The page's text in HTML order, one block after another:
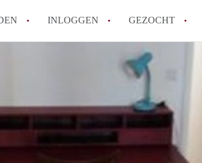
INLOGGEN GEZOCHT
How to translate
Wat is KamersEindhoven?
Hoeveel kost het om te
Wat is de privacyverklaring
Berekent KamersEindhoven
Alle veelgestelde vragen